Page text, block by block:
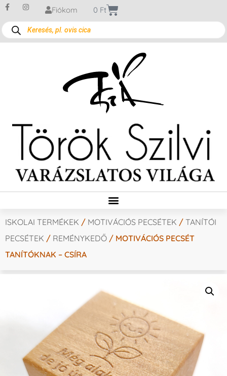
Fiókom 0 Ft
ISKOLAI TERMÉKEK / MOTIVÁCIÓS PECSÉTEK / TANÍTÓI
PECSÉTEK / REMÉNYKEDŐ / MOTIVÁCIÓS PECSÉT
TANÍTÓKNAK – CSÍRA